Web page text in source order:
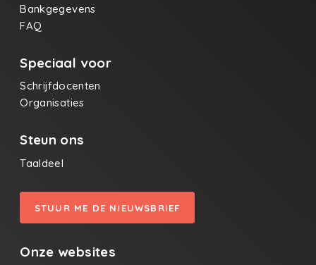
Bankgegevens
FAQ
Speciaal voor
Schrijfdocenten
Organisaties
Steun ons
Taaldeel
STUUR ME DE NIEUWSBRIEF
Onze websites